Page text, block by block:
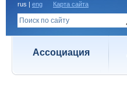
rus | eng Карта сайта
Ассоциация